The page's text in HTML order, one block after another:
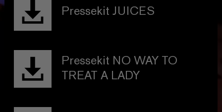
Pressekit JUICES
Pressekit NO WAY TO
TREAT A LADY